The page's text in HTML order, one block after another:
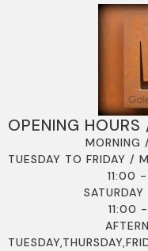
OPENING
MORNING
TUESDAY TO FRIDAY /
11:00
11:00